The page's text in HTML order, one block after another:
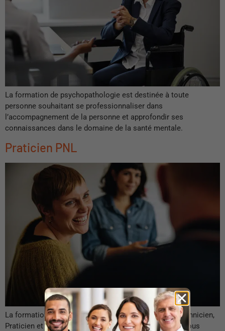
La formation de psychopathologie est destinée à toute
personne souhaitant se professionnaliser dans
l’accompagnement de la personne et approfondir ses
connaissances dans le domaine de la santé mentale.
Praticien PNL
La formation à la PNL se décompose en 3 niveaux, Technicien,
Praticien et Maitre Praticien. Le niveau Praticien PNL vous